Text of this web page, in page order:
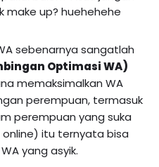
make up? huehehehe
sebenarnya sangatlah
Optimasi WA)
memaksimalkan WA
perempuan, termasuk
perempuan yang suka
itu ternyata bisa
yang asyik.